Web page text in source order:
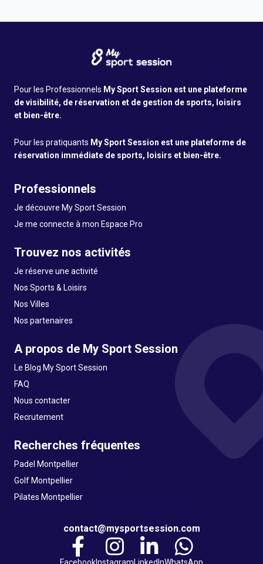
Pour les Professionnels My Sport Session est une plateforme
de visibilité, de réservation et de gestion de sports, loisirs
et bien-être.
Pour les pratiquants My Sport Session est une plateforme de
réservation immédiate de sports, loisirs et bien-être.
Professionnels
Je découvre My Sport Session
Je me connecte à mon Espace Pro
Trouvez nos activités
Je réserve une activité
Nos Sports & Loisirs
Nos Villes
Nos partenaires
A propos de My Sport Session
Le Blog My Sport Session
FAQ
Nous contacter
Recrutement
Recherches fréquentes
Padel Montpellier
Golf Montpellier
Pilates Montpellier
contact@mysportsession.com
FacebookInstagramLinkedInWhatsApp